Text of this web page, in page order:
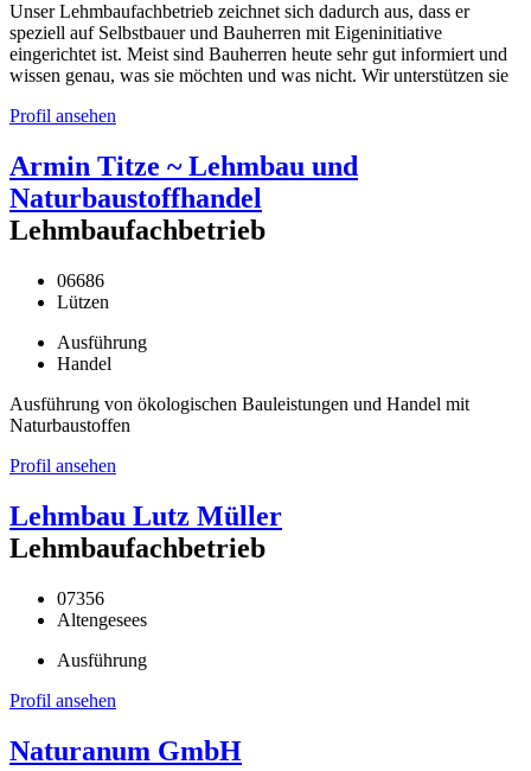
Unser Lehmbaufachbetrieb zeichnet sich dadurch aus, dass er
speziell auf Selbstbauer und Bauherren mit Eigeninitiative
eingerichtet ist. Meist sind Bauherren heute sehr gut informiert und
wissen genau, was sie möchten und was nicht. Wir unterstützen sie
Profil ansehen
Armin Titze ~ Lehmbau und
Naturbaustoffhandel
Lehmbaufachbetrieb
06686
Lützen
Ausführung
Handel
Ausführung von ökologischen Bauleistungen und Handel mit
Naturbaustoffen
Profil ansehen
Lehmbau Lutz Müller
Lehmbaufachbetrieb
07356
Altengesees
Ausführung
Profil ansehen
Naturanum GmbH